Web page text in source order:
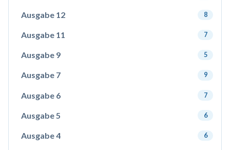
Ausgabe 12 8
Ausgabe 11 7
Ausgabe 9 5
Ausgabe 7 9
Ausgabe 6 7
Ausgabe 5 6
Ausgabe 4 6